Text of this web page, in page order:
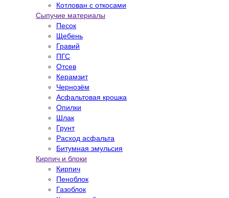
Котлован с откосами
Сыпучие материалы
Песок
Щебень
Гравий
ПГС
Отсев
Керамзит
Чернозём
Асфальтовая крошка
Опилки
Шлак
Грунт
Расход асфальта
Битумная эмульсия
Кирпич и блоки
Кирпич
Пеноблок
Газоблок